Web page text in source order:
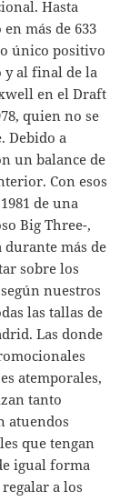
Hasta
más de 633
único positivo
y al final de la
en el Draft
quien no se
Debido a
un balance de
Con esos
de una
Big Three-,
durante más de
sobre los
nuestros
las tallas de
Las donde
atemporales,
tanto
atuendos
que tengan
igual forma
a los